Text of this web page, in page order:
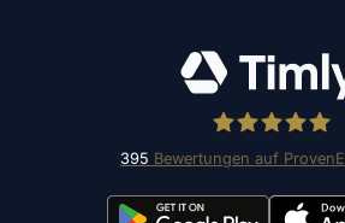
Timly
395 Bewertungen auf